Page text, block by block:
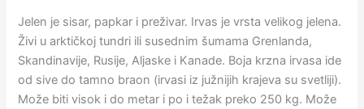
Jelen je sisar, papkar i preživar. Irvas je vrsta velikog jelena.
Živi u arktičkoj tundri ili susednim šumama Grenlanda,
Skandinavije, Rusije, Aljaske i Kanade. Boja krzna irvasa ide
od sive do tamno braon (irvasi iz južnijih krajeva su svetliji).
Može biti visok i do metar i po i težak preko 250 kg. Može